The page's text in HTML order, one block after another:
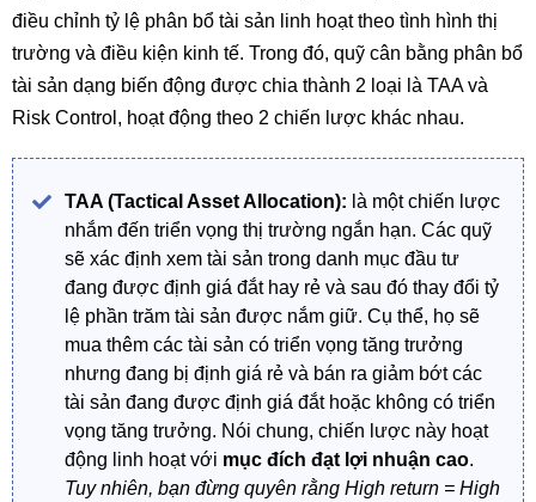
điều chỉnh tỷ lệ phân bổ tài sản linh hoạt theo tình hình thị
trường và điều kiện kinh tế. Trong đó, quỹ cân bằng phân bổ
tài sản dạng biến động được chia thành 2 loại là TAA và
Risk Control, hoạt động theo 2 chiến lược khác nhau.
TAA (Tactical Asset Allocation): là một chiến lược
nhắm đến triển vọng thị trường ngắn hạn. Các quỹ
sẽ xác định xem tài sản trong danh mục đầu tư
đang được định giá đắt hay rẻ và sau đó thay đổi tỷ
lệ phần trăm tài sản được nắm giữ. Cụ thể, họ sẽ
mua thêm các tài sản có triển vọng tăng trưởng
nhưng đang bị định giá rẻ và bán ra giảm bớt các
tài sản đang được định giá đắt hoặc không có triển
vọng tăng trưởng. Nói chung, chiến lược này hoạt
động linh hoạt với mục đích đạt lợi nhuận cao.
Tuy nhiên, bạn đừng quyên rằng High return = High